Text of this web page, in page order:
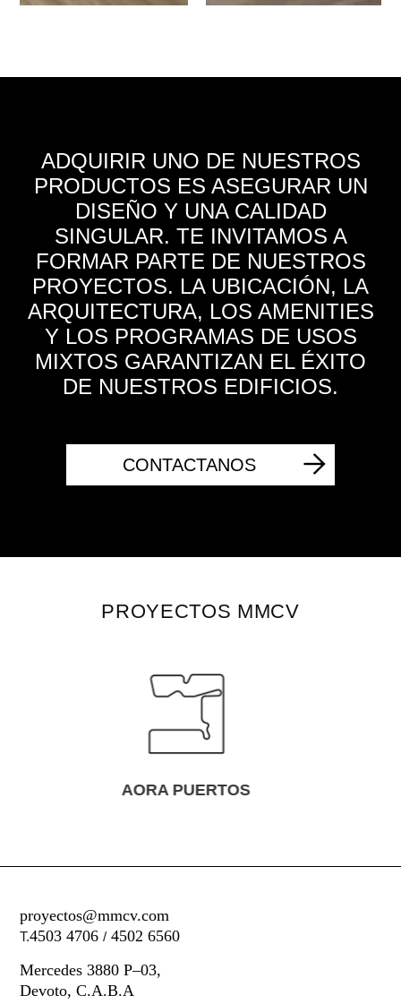
ADQUIRIR UNO DE NUESTROS
PRODUCTOS ES ASEGURAR UN
DISEÑO Y UNA CALIDAD
SINGULAR. TE INVITAMOS A
FORMAR PARTE DE NUESTROS
PROYECTOS. LA UBICACIÓN, LA
ARQUITECTURA, LOS AMENITIES
Y LOS PROGRAMAS DE USOS
MIXTOS GARANTIZAN EL ÉXITO
DE NUESTROS EDIFICIOS.
CONTACTANOS
PROYECTOS MMCV
proyectos@mmcv.com
T.4503 4706 / 4502 6560
Mercedes 3880 P–03,
Devoto, C.A.B.A